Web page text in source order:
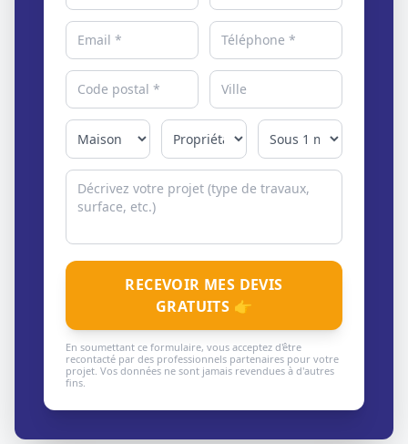
RECEVOIR MES DEVIS
GRATUITS 👉
En soumettant ce formulaire, vous acceptez d'être
recontacté par des professionnels partenaires pour votre
projet. Vos données ne sont jamais revendues à d'autres
fins.